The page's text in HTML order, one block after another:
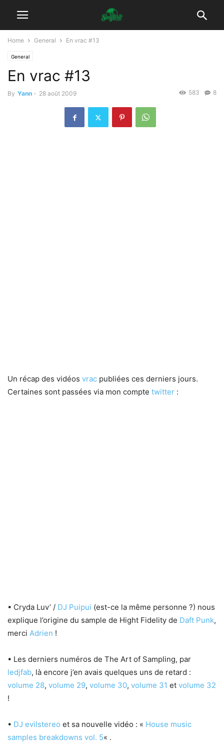
Home General En vrac #13
General
En vrac #13
By Yann - 28 août 2009 8
583
Un récap des vidéos vrac publiées ces derniers jours.
Certaines sont passées via mon compte twitter :
• Cryda Luv’ / DJ Puipui (est-ce la même personne ?) nous
explique l’origine du sample de Hight Fidelity de Daft Punk,
merci Adrien !
• Les derniers numéros de The Art of Sampling, par
ledjfab, là encore j’en avais quelques uns de retard :
volume 28, volume 29, volume 30, volume 31 et volume 32
!
• DJ evilstereo et sa nouvelle vidéo : « House music
samples breakdowns vol. 5« .